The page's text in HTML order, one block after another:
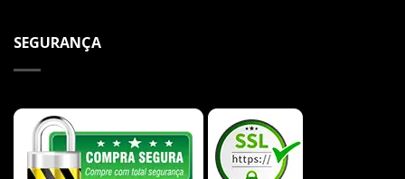
SEGURANÇA